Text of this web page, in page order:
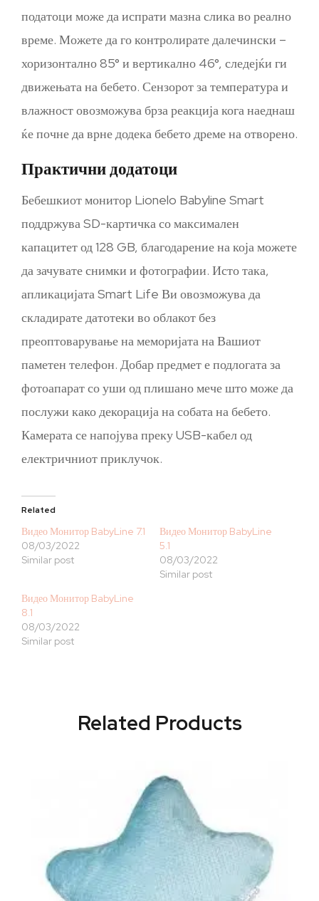
податоци може да испрати мазна слика во реално
време. Можете да го контролирате далечински –
хоризонтално 85° и вертикално 46°, следејќи ги
движењата на бебето. Сензорот за температура и
влажност овозможува брза реакција кога наеднаш
ќе почне да врне додека бебето дреме на отворено.
Практични додатоци
Бебешкиот монитор Lionelo Babyline Smart
поддржува SD-картичка со максимален
капацитет од 128 GB, благодарение на која можете
да зачувате снимки и фотографии. Исто така,
апликацијата Smart Life Ви овозможува да
складирате датотеки во облакот без
преоптоварување на меморијата на Вашиот
паметен телефон. Добар предмет е подлогата за
фотоапарат со уши од плишано мече што може да
послужи како декорација на собата на бебето.
Камерата се напојува преку USB-кабел од
електричниот приклучок.
Related
Видео Монитор BabyLine 7.1
08/03/2022
Similar post
Видео Монитор BabyLine
5.1
08/03/2022
Similar post
Видео Монитор BabyLine
8.1
08/03/2022
Similar post
Related Products